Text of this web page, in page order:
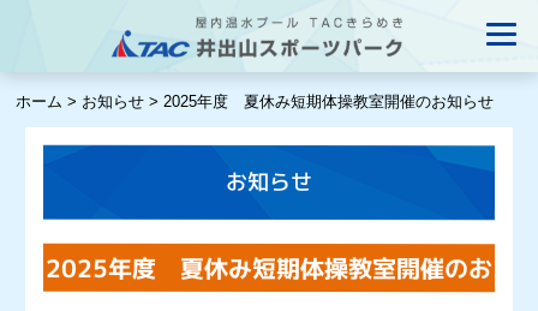
ホーム > お知らせ >2025年度 夏休み短期体操教室開催のお知らせ
お知らせ
2025年度 夏休み短期体操教室開催のお